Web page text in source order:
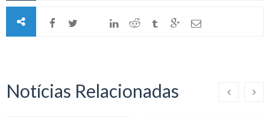
Notícias Relacionadas